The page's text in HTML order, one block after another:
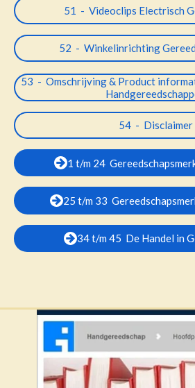
51 - Videoclips Electrisch
52 - Winkelinrichting
53 - Omschrijving & Product
54 - Disclaimer
1 t/m 24
25 t/m 33
34 t/m 45 De Handel in